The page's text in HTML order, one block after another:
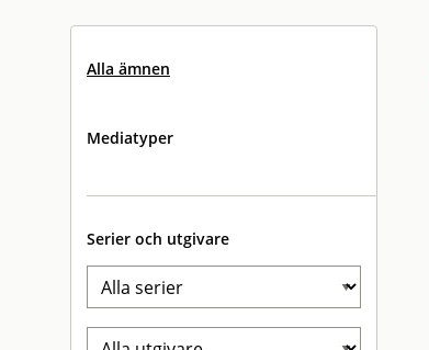
Alla ämnen
Mediatyper
Serier och utgivare